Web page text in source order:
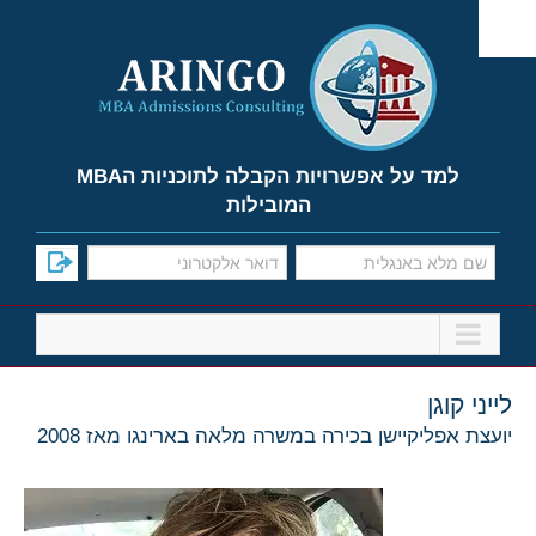
content
למד על אפשרויות הקבלה לתוכניות הMBA
המובילות
לייני קוגן
יועצת אפליקיישן בכירה במשרה מלאה בארינגו מאז 2008